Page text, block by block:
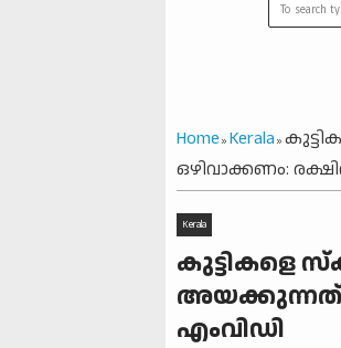
Home » Kerala »
ഒഴിവാക്കണം:
Kerala
കുട്ടികളെ
അയക്കുന്നത്
എംവിഡി